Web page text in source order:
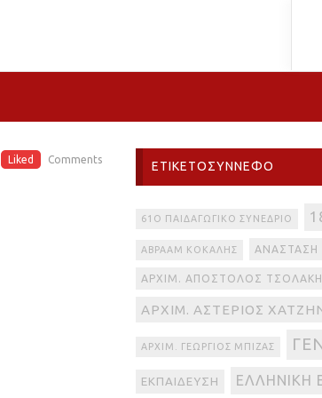
Liked Comments ΕΤΙΚΕΤΟΣΎΝΝΕΦΟ
61Ο ΠΑΙΔΑΓΩΓΙΚΌ ΣΥΝΈΔΡΙΟ
ΑΒΡΑΆΜ ΚΟΚΆΛΗΣ ΑΝΆΣΤΑΣΗ
ΑΡΧΙΜ. ΑΠΌΣΤΟΛΟΣ
ΑΡΧΙΜ. ΑΣΤΈΡΙΟΣ
ΑΡΧΙΜ. ΓΕΏΡΓΙΟΣ ΜΠΊΖΑΣ
ΕΚΠΑΊΔΕΥΣΗ ΕΛΛΗΝΙΚΉ